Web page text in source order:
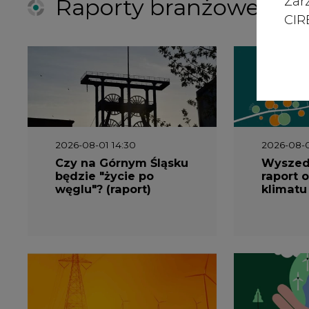
Raporty branżowe
2026-08-01 14:30
Czy na Górnym Śląsku
będzie "życie po
węglu"? (raport)
2026-08-
raport
klimatu